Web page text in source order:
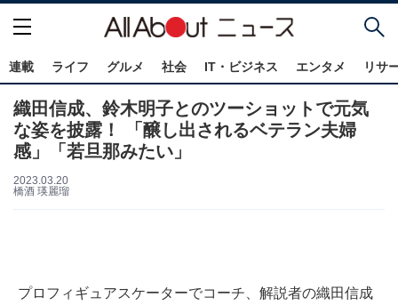
連載 ライフ グルメ 社会 IT・ビジネス エンタメ リサ
織田信成、鈴木明子とのツーショットで元気
な姿を披露！ 「醸し出されるベテラン夫婦
感」「若旦那みたい」
2023.03.20
橋酒 瑛麗瑠
プロフィギュアスケーターでコーチ、解説者の織田信成